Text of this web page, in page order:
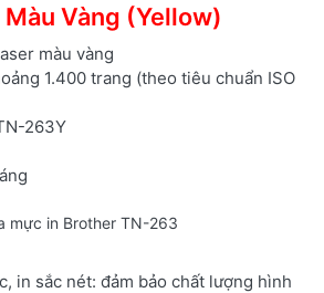
Vàng (Yellow)
màu vàng
1.400 trang (theo tiêu chuẩn ISO
263Y
mực in Brother TN-263
in sắc nét: đảm bảo chất lượng hình